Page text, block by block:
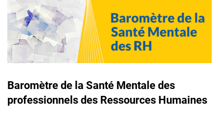
Baromètre de la Santé Mentale des
professionnels des Ressources Humaines